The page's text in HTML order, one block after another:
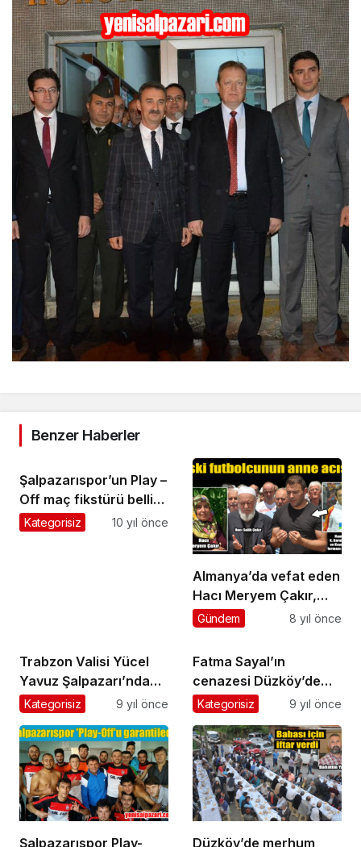
Benzer Haberler
Şalpazarıspor’un Play –
Off maç fikstürü belli
oldu
Kategorisiz 10 yıl önce
Almanya’da vefat eden
Hacı Meryem Çakır,
Üzümözü’nde toprağa
Gündem 8 yıl önce
Trabzon Valisi Yücel
Yavuz Şalpazarı’nda
incelemelerde bulundu
Kategorisiz 9 yıl önce
Fatma Sayal’ın
cenazesi Düzköy’de
toprağa verildi
Kategorisiz 9 yıl önce
Şalpazarıspor Play- Düzköy’de merhum